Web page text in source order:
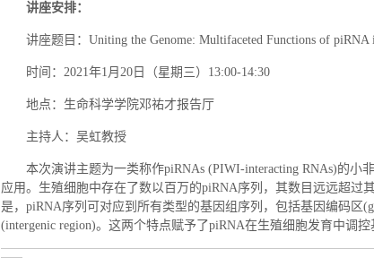
讲座安排：
讲座题目：Uniting the Genome: Multifaceted Functions of piRNA
时间：2021年1月20日（星期三）13:00-14:30
地点：生命科学学院邓祐才报告厅
主持人：吴虹教授
本次演讲主题为一类称作piRNAs (PIWI-interacting RNAs)的小
应用。生殖细胞中存在了数以百万的piRNA序列，其数目远远超过
是，piRNA序列可对应到所有类型的基因组序列，包括基因编码区
(intergenic region)。这两个特点赋予了piRNA在生殖细胞发育中调控